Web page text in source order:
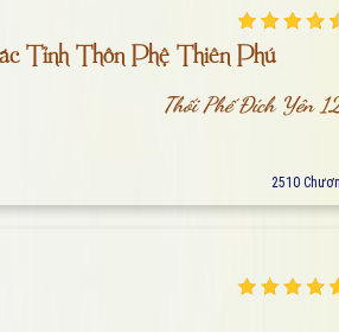
Tỉnh Thôn Phệ Thiên Phú
Thối Phế Đích Yên
2510